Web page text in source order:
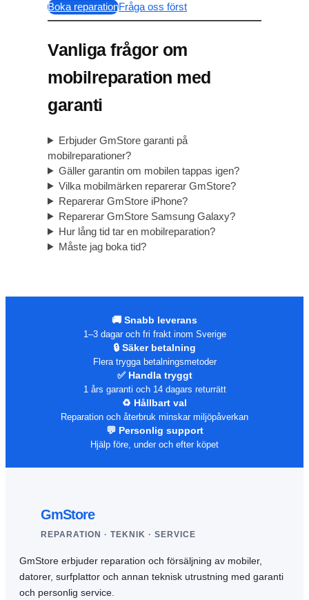
Boka reparationFråga oss först
Vanliga frågor om
mobilreparation med
garanti
Erbjuder GmStore garanti på
mobilreparationer?
Gäller garantin om mobilen tappas igen?
Vilka mobilmärken reparerar GmStore?
Reparerar GmStore iPhone?
Reparerar GmStore Samsung Galaxy?
Hur lång tid tar en mobilreparation?
Måste jag boka tid?
🚚 Snabb leverans
1–3 dagar och fri frakt inom Sverige
🔒 Säker betalning
Flera trygga betalningsmetoder
✅ Handla tryggt
1 års garanti och 14 dagars returrätt
♻️ Hållbart val
Reparation och återbruk minskar miljöpåverkan
💬 Personlig support
Hjälp före, under och efter köpet
GmStore
REPARATION · TEKNIK · SERVICE
GmStore erbjuder reparation och försäljning av mobiler,
datorer, surfplattor och annan teknisk utrustning med garanti
och personlig service.